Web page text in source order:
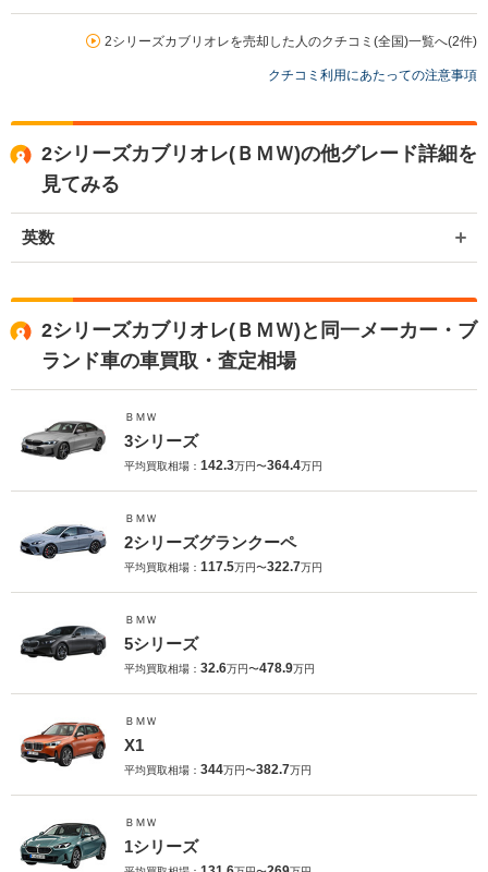
2シリーズカブリオレを売却した人のクチコミ(全国)一覧へ(2件)
クチコミ利用にあたっての注意事項
2シリーズカブリオレ(ＢＭＷ)の他グレード詳細を
見てみる
英数
2シリーズカブリオレ(ＢＭＷ)と同一メーカー・ブ
ランド車の車買取・査定相場
ＢＭＷ
3シリーズ
平均買取相場： 142.3万円〜364.4万円
ＢＭＷ
2シリーズグランクーペ
平均買取相場： 117.5万円〜322.7万円
ＢＭＷ
5シリーズ
平均買取相場： 32.6万円〜478.9万円
ＢＭＷ
X1
平均買取相場： 344万円〜382.7万円
ＢＭＷ
1シリーズ